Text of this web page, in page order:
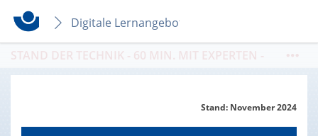
Digitale Lernangebote
STAND DER TECHNIK - 60 MIN. MIT EXPERTEN -
THEMA: Maßnahmen zur Reduzierung von
https://seminare.bgbau.de/de/kat4000Stand: November 2024